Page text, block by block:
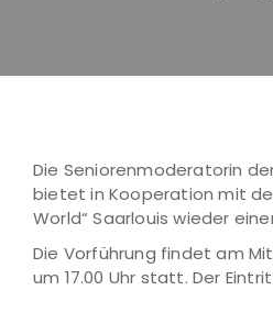
Die Seniorenmoderatorin
bietet in Kooperation mit
World“ Saarlouis wieder
Die Vorführung findet am
um 17.00 Uhr statt. Der